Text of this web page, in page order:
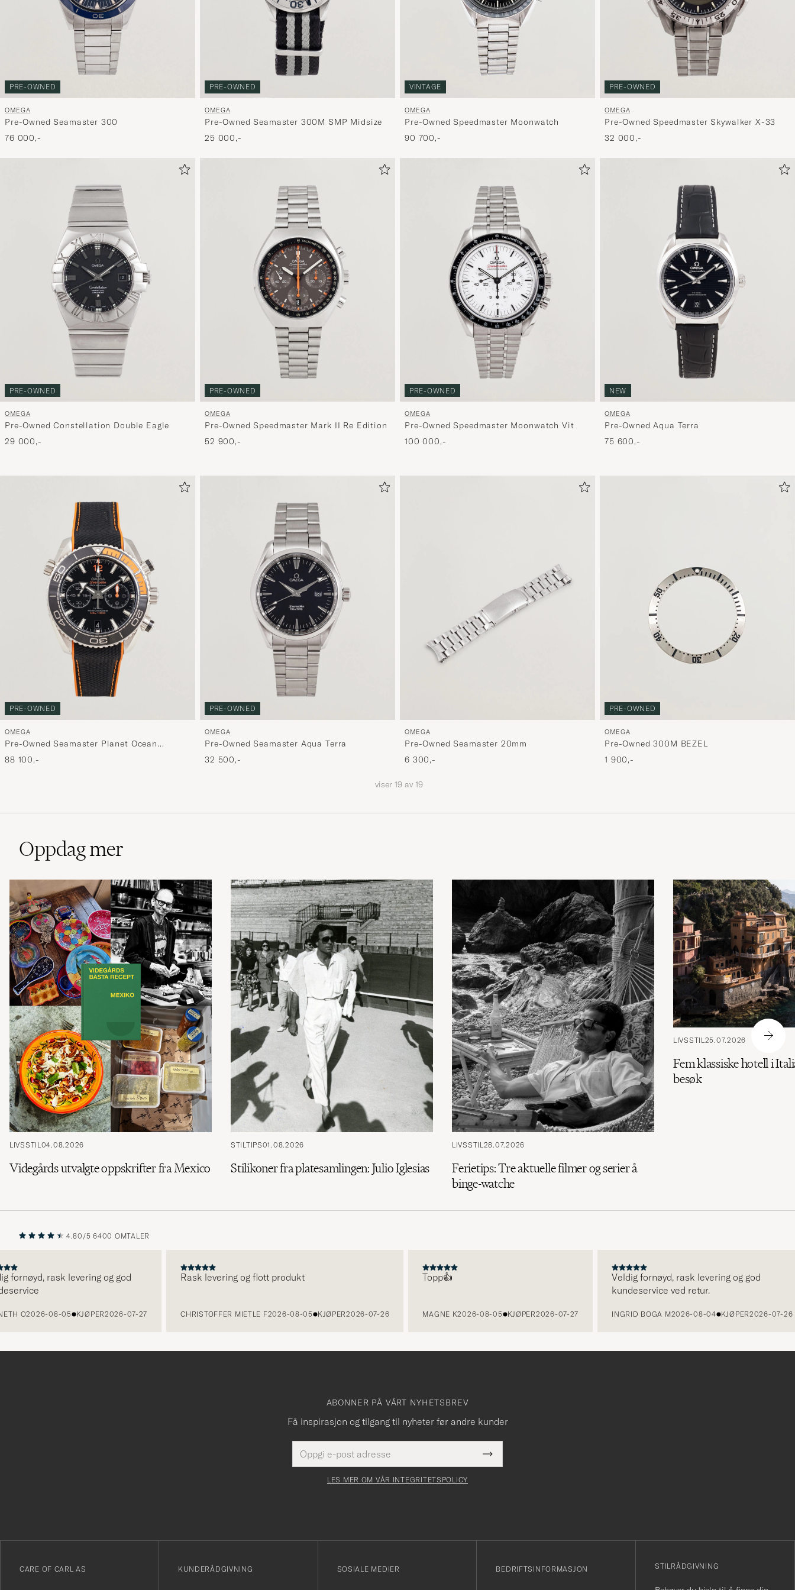
PRE-OWNED
OMEGA
Pre-Owned Seamaster 300
76 000,-
PRE-OWNED
OMEGA
Pre-Owned Seamaster 300M SMP Midsize
25 000,-
VINTAGE
OMEGA
Pre-Owned Speedmaster Moonwatch
90 700,-
PRE-OWNED
OMEGA
Pre-Owned Speedmaster Skywalker X-33
32 000,-
PRE-OWNED
OMEGA
Pre-Owned Constellation Double Eagle
29 000,-
PRE-OWNED
OMEGA
Pre-Owned Speedmaster Mark II Re Edition
52 900,-
PRE-OWNED
OMEGA
Pre-Owned Speedmaster Moonwatch Vit
100 000,-
NEW
OMEGA
Pre-Owned Aqua Terra
75 600,-
PRE-OWNED
OMEGA
Pre-Owned Seamaster Planet Ocean
Chronograph 600M
88 100,-
PRE-OWNED
OMEGA
Pre-Owned Seamaster Aqua Terra
32 500,-
OMEGA
Pre-Owned Seamaster 20mm
6 300,-
PRE-OWNED
OMEGA
Pre-Owned 300M BEZEL
1 900,-
viser 19 av 19
Oppdag mer
LIVSSTIL04.08.2026
Videgårds utvalgte oppskrifter fra Mexico
STILTIPS01.08.2026
Stilikoner fra platesamlingen: Julio Iglesias
LIVSSTIL28.07.2026
Ferietips: Tre aktuelle filmer og serier å
binge-watche
LIVSSTIL 25.07.2026
Fem klassiske hotell i
besøk
NESTE
4.80/5 6400 OMTALER
rask levering og god
O2026-08-05 KJØPER2026-07-27
Rask levering og flott produkt
CHRISTOFFER MIETLE F2026-08-05 KJØPER2026-07-26
Topp👍
MAGNE K2026-08-05 KJØPER2026-07-27
Veldig fornøyd, rask levering og god
kundeservice ved retur.
INGRID BOGA M2026-08-04 KJØPER2026-07-26
ABONNER PÅ VÅRT NYHETSBREV
Få inspirasjon og tilgang til nyheter før andre kunder
postadresse
Dette
felt
Submit
Newsletter
vårt
LES MER OM VÅR INTEGRITETSPOLICY
CARE OF CARL AS KUNDERÅDGIVNING SOSIALE MEDIER BEDRIFTSINFORMASJON STILRÅDGIVNING